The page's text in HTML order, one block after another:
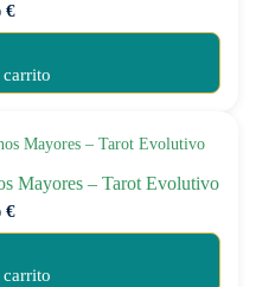
€
Mayores – Tarot Evolutivo
€